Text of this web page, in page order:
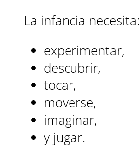
La infancia necesita:
experimentar,
descubrir,
tocar,
moverse,
imaginar,
y jugar.